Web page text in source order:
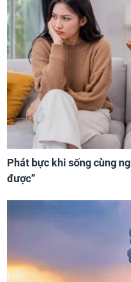
Phát bực khi sống cùng
được”